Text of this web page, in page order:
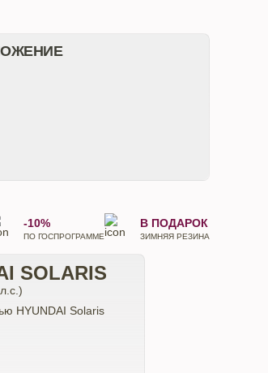
-10%
ПО ГОСПРОГРАММЕ
В ПОДАРОК
ЗИМНЯЯ РЕЗИНА
SOLARIS